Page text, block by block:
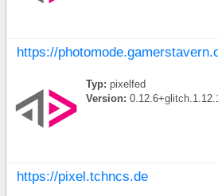
https://
Typ: pixelfed
Version:
https://pixel.tchncs.de